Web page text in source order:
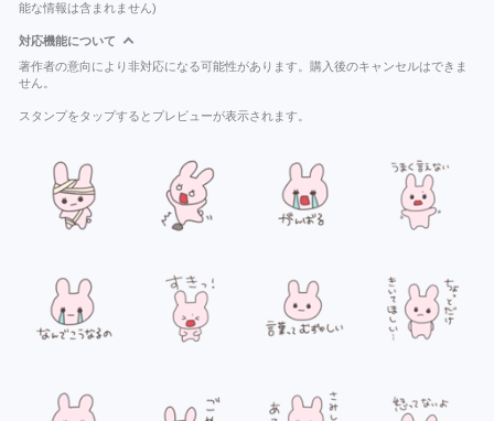
能な情報は含まれません)
対応機能について
著作者の意向により非対応になる可能性があります。購入後のキャンセルはできま
せん。
スタンプをタップするとプレビューが表示されます。